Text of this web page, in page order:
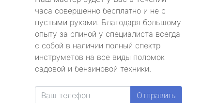
часа совершенно бесплатно и не с
пустыми руками. Благодаря большому
опыту за спиной у специалиста всегда
с собой в наличии полный спектр
инструметов на все виды поломок
садовой и бензиновой техники.
Отправить